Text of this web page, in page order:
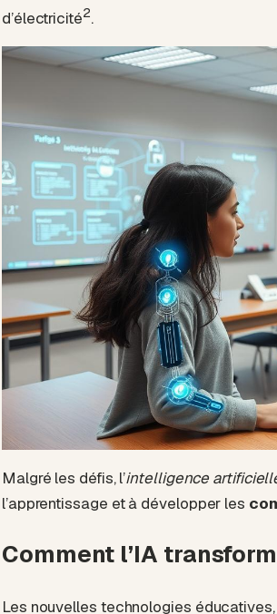
d’électricité2.
Malgré les défis, l’intelligence
l’apprentissage et à développer les
Comment l’IA
Les nouvelles technologies